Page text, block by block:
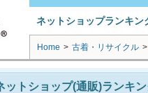
ネットショップランキン
Home > 古着・リサイクル >
トショップ(通販)ランキ